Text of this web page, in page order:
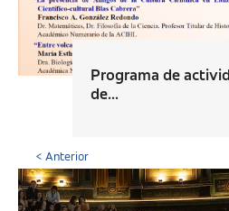
Programa de
de...
< Anterior